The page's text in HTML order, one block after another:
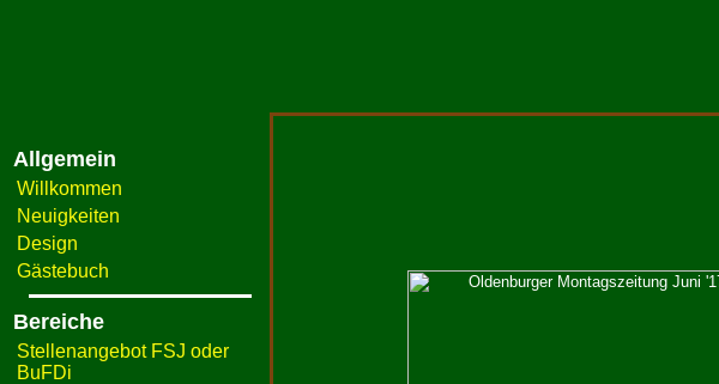
Allgemein
Willkommen
Neuigkeiten
Design
Gästebuch
Bereiche
Stellenangebot FSJ oder
BuFDi